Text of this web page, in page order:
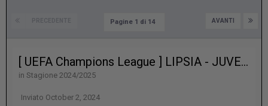
AVANTI
Pagine 1 di 14
[ UEFA Champions League ] LIPSIA - JUVENTUS 2-3 (30’ e 65’rig Sesko, 50’ e 68’ Vlahovic, 82’ Conceicao)
in Stagione 2024/2025
Inviato October 2, 2024